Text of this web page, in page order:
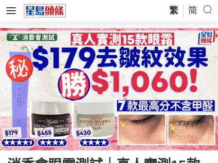
繁 简